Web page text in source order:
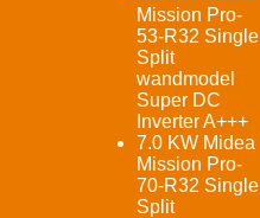
Mission Pro-
53-R32 Single
Split
wandmodel
Super DC
Inverter A+++
7.0 KW Midea
Mission Pro-
70-R32 Single
Split